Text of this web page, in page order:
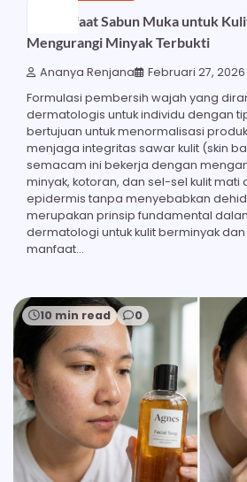
27 Manfaat Sabun Muka untuk
Mengurangi Minyak Terbukti
Ananya Renjana Februari 27, 2026
Formulasi pembersih wajah yang
dermatologis untuk individu dengan
bertujuan untuk menormalisasi
menjaga integritas sawar kulit (skin
semacam ini bekerja dengan
minyak, kotoran, dan sel-sel kulit mati
epidermis tanpa menyebabkan
merupakan prinsip fundamental
dermatologi untuk kulit berminyak
manfaat…
10 min read 0